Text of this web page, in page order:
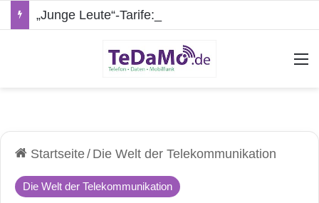
Startseite/ Die Welt der Telekommunikation
Die Welt der Telekommunikation